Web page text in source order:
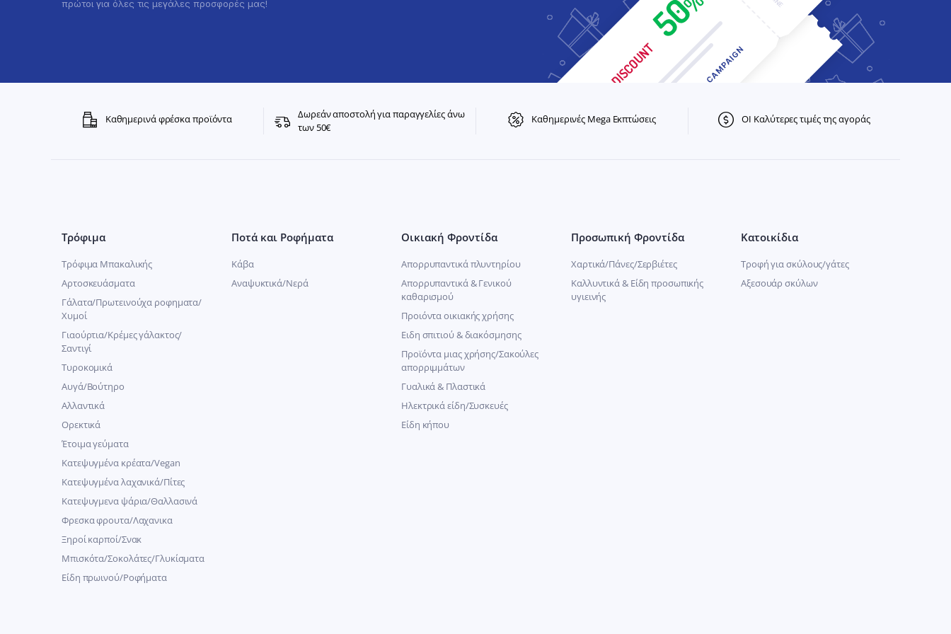
πρώτοι για όλες τις μεγάλες προσφορές μας!
Καθημερινά φρέσκα προϊόντα
Δωρεάν αποστολή για παραγγελίες άνω
των 50€
Καθημερινές Mega Εκπτώσεις ΟΙ Καλύτερες τιμές της αγοράς
Τρόφιμα
Τρόφιμα Μπακαλικής
Αρτοσκευάσματα
Γάλατα/Πρωτεινούχα ροφηματα/
Χυμοί
Γιαούρτια/Κρέμες γάλακτος/
Σαντιγί
Τυροκομικά
Αυγά/Βούτηρο
Αλλαντικά
Ορεκτικά
Έτοιμα γεύματα
Κατεψυγμένα κρέατα/Vegan
Kατεψυγμένα λαχανικά/Πίτες
Κατεψυγμενα ψάρια/Θαλλασινά
Φρεσκα φρουτα/Λαχανικα
Ξηροί καρποί/Σνακ
Μπισκότα/Σοκολάτες/Γλυκίσματα
Είδη πρωινού/Ροφήματα
Ποτά και Ροφήματα
Κάβα
Αναψυκτικά/Νερά
Οικιακή Φροντίδα
Απορρυπαντικά πλυντηρίου
Απορρυπαντικά & Γενικού
καθαρισμού
Προιόντα οικιακής χρήσης
Ειδη σπιτιού & διακόσμησης
Προϊόντα μιας χρήσης/Σακούλες
απορριμμάτων
Γυαλικά & Πλαστικά
Ηλεκτρικά είδη/Συσκευές
Είδη κήπου
Προσωπική Φροντίδα
Χαρτικά/Πάνες/Σερβιέτες
Καλλυντικά & Είδη προσωπικής
υγιεινής
Κατοικίδια
Τροφή για σκύλους/γάτες
Αξεσουάρ σκύλων